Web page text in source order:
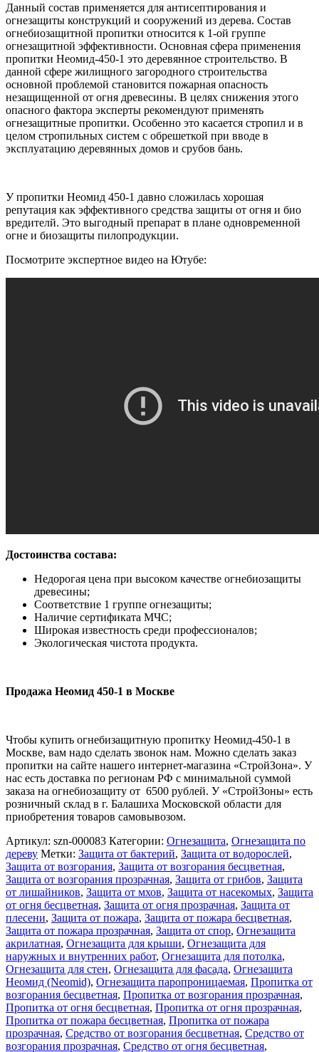
Данный состав применяется для антисептирования и
огнезащиты конструкций и сооружений из дерева. Состав
огнебиозащитной пропитки относится к 1-ой группе
огнезащитной эффективности. Основная сфера применения
пропитки Неомид-450-1 это деревянное строительство. В
данной сфере жилищного загородного строительства
основной проблемой становится пожарная опасность
незащищенной от огня древесины. В целях снижения этого
опасного фактора эксперты рекомендуют применять
огнезащитные пропитки. Особенно это касается стропил и в
целом стропильных систем с обрешеткой при вводе в
эксплуатацию деревянных домов и срубов бань.
У пропитки Неомид 450-1 давно сложилась хорошая
репутация как эффективного средства защиты от огня и био
вредителй. Это выгодный препарат в плане одновременной
огне и биозащиты пилопродукции.
Посмотрите экспертное видео на Ютубе:
Достоинства состава:
Недорогая цена при высоком качестве огнебиозащиты
древесины;
Соответствие 1 группе огнезащиты;
Наличие сертификата МЧС;
Широкая известность среди профессионалов;
Экологическая чистота продукта.
Продажа Неомид 450-1 в Москве
Чтобы купить огнебизащитную пропитку Неомид-450-1 в
Москве, вам надо сделать звонок нам. Можно сделать заказ
пропитки на сайте нашего интернет-магазина «СтройЗона». У
нас есть доставка по регионам РФ с минимальной суммой
заказа на огнебиозащиту от 6500 рублей. У «СтройЗоны» есть
розничный склад в г. Балашиха Московской области для
приобретения товаров самовывозом.
Артикул: szn-000083 Категории: Огнезащита, Огнезащита по
дереву Метки: Защита от бактерий, Защита от водорослей,
Защита от возгорания, Защита от возгорания бесцветная,
Защита от возгорания прозрачная, Защита от грибов, Защита
от лишайников, Защита от мхов, Защита от насекомых, Защита
от огня бесцветная, Защита от огня прозрачная, Защита от
плесени, Защита от пожара, Защита от пожара бесцветная,
Защита от пожара прозрачная, Защита от спор, Огнезащита
акрилатная, Огнезащита для крыши, Огнезащита для
наружных и внутренних работ, Огнезащита для потолка,
Огнезащита для стен, Огнезащита для фасада, Огнезащита
Неомид (Neomid), Огнезащита паропроницаемая, Пропитка от
возгорания бесцветная, Пропитка от возгорания прозрачная,
Пропитка от огня бесцветная, Пропитка от огня прозрачная,
Пропитка от пожара бесцветная, Пропитка от пожара
прозрачная, Средство от возгорания бесцветная, Средство от
возгорания прозрачная, Средство от огня бесцветная,